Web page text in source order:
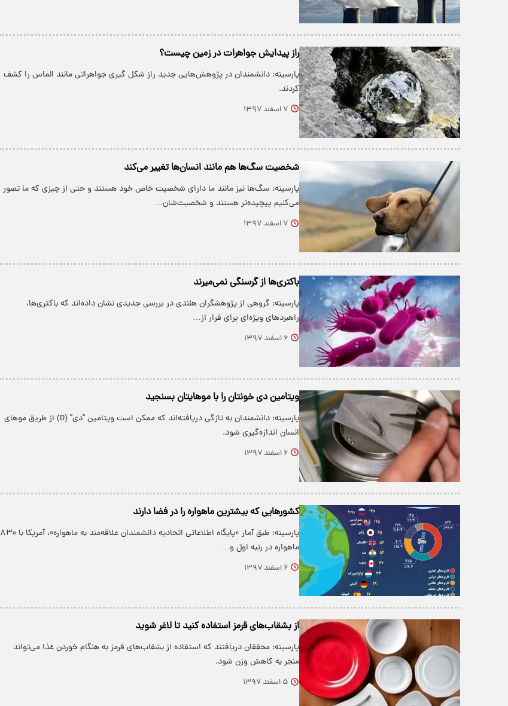
راز پیدایش جواهرات در زمین چیست؟
پارسینه: دانشمندان در پژوهش‌هایی جدید راز شکل گیری جواهراتی مانند الماس را کشف
کردند.
۷ اسفند ۱۳۹۷
شخصیت سگ‌ها هم مانند انسان‌ها تغییر می‌کند
پارسینه: سگ‌ها نیز مانند ما دارای شخصیت خاص خود هستند و حتی از چیزی که ما تصور
می‌کنیم پیچیده‌تر هستند و شخصیت‌شان…
۷ اسفند ۱۳۹۷
باکتری‌ها از گرسنگی نمی‌میرند
پارسینه: گروهی از پژوهشگران هلندی در بررسی جدیدی نشان داده‌اند که باکتری‌ها،
راهبرد‌های ویژه‌ای برای فرار از…
۶ اسفند ۱۳۹۷
ویتامین دی خونتان را با موهایتان بسنجید
پارسینه: دانشمندان به تازگی دریافته‌اند که ممکن است ویتامین "دی" (D) از طریق مو‌های
انسان اندازه‌گیری شود.
۶ اسفند ۱۳۹۷
کشور‌هایی که بیشترین ماهواره را در فضا دارند
پارسینه: طبق آمار «پایگاه اطلاعاتی اتحادیه دانشمندان علاقه‌مند به ماهواره»، آمریکا با ۸۳۰
ماهواره در رتبه اول و…
۶ اسفند ۱۳۹۷
از بشقاب‌های قرمز استفاده کنید تا لاغر شوید
پارسینه: محققان دریافتند که استفاده از بشقاب‌های قرمز به هنگام خوردن غذا می‌تواند
منجر به کاهش وزن شود.
۵ اسفند ۱۳۹۷